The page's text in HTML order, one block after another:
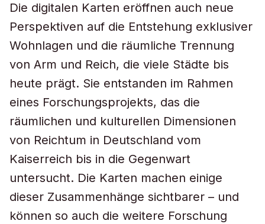
Die digitalen Karten eröffnen auch neue
Perspektiven auf die Entstehung exklusiver
Wohnlagen und die räumliche Trennung
von Arm und Reich, die viele Städte bis
heute prägt. Sie entstanden im Rahmen
eines Forschungsprojekts, das die
räumlichen und kulturellen Dimensionen
von Reichtum in Deutschland vom
Kaiserreich bis in die Gegenwart
untersucht. Die Karten machen einige
dieser Zusammenhänge sichtbarer – und
können so auch die weitere Forschung